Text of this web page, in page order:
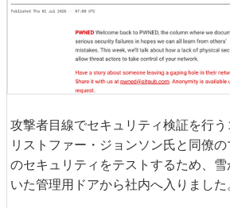
攻撃者目線でセキュリティ検証を行
リストファー・ジョンソン氏と同僚
のセキュリティをテストするため、
いた管理用ドアから社内へ入りました